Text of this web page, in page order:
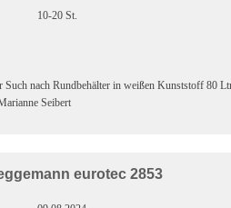
10-20 St.
nach Rundbehälter in weißen Kunststoff 80
Seibert
eurotec 2853